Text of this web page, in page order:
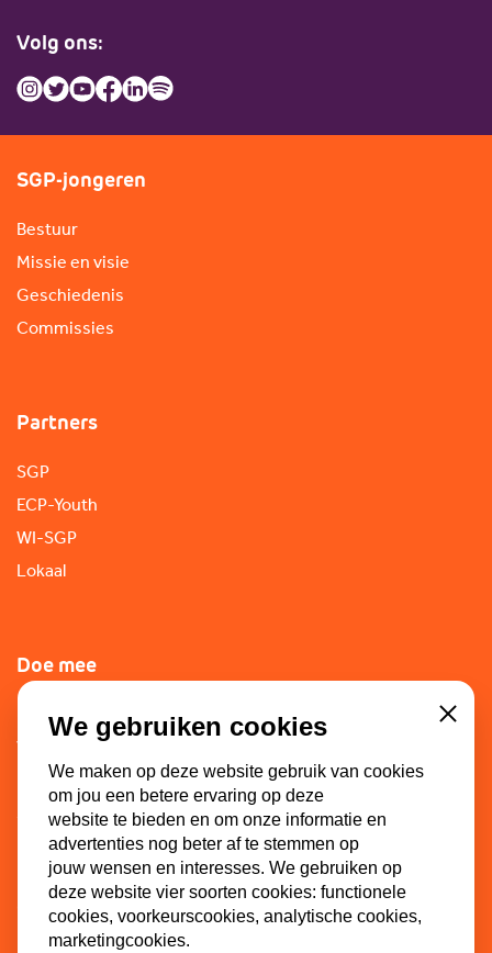
Volg ons:
SGP-jongeren
Bestuur
Missie en visie
Geschiedenis
Commissies
Partners
SGP
ECP-Youth
WI-SGP
Lokaal
Doe mee
Lid worden
Vacatures
Doneren
Sponsoren
Contact
We gebruiken cookies
We maken op deze website gebruik van cookies
om jou een betere ervaring op deze
website te bieden en om onze informatie en
advertenties nog beter af te stemmen op
jouw wensen en interesses. We gebruiken op
deze website vier soorten cookies: functionele
cookies, voorkeurscookies, analytische cookies,
marketingcookies.
Close